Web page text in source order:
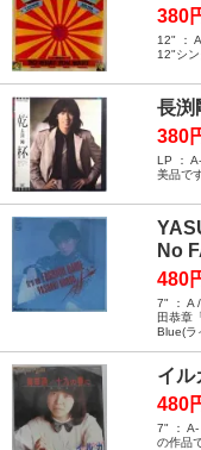
380
12" ：
12"シン
長渕
380
LP ：
美品で
No
480
7" ： A
田恭章
Blue(ラ
イル
480
7" ： A-
の作品